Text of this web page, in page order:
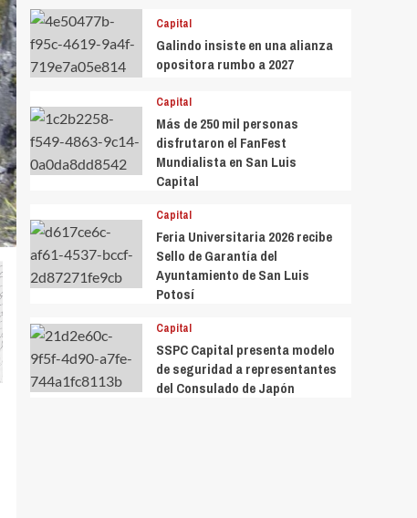
Capital
Galindo insiste en una alianza
opositora rumbo a 2027
Capital
Más de 250 mil personas
disfrutaron el FanFest
Mundialista en San Luis
Capital
Capital
Feria Universitaria 2026 recibe
Sello de Garantía del
Ayuntamiento de San Luis
Potosí
Capital
SSPC Capital presenta modelo
de seguridad a representantes
del Consulado de Japón